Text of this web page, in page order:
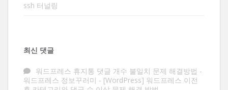
ssh 터널링
최신 댓글
워드프레스 휴지통 댓글 개수 불일치 문제 해결방법 -
워드프레스 정보꾸러미 - [WordPress] 워드프레스 이전